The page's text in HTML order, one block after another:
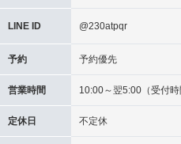
LINE ID @230atpqr
予約 予約優先
営業時間 10:00～翌5:00（受付時
定休日 不定休